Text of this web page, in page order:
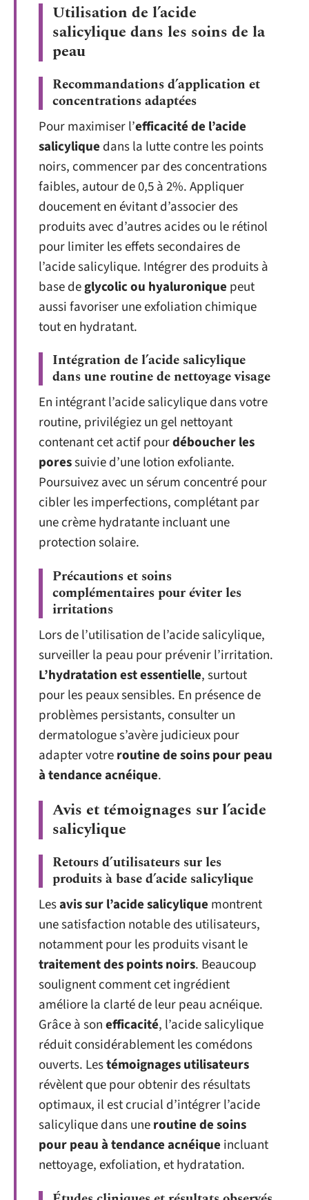
Utilisation de l’acide
salicylique dans les soins de la
peau
Recommandations d’application et
concentrations adaptées
Pour maximiser l’efficacité de l’acide
salicylique dans la lutte contre les points
noirs, commencer par des concentrations
faibles, autour de 0,5 à 2%. Appliquer
doucement en évitant d’associer des
produits avec d’autres acides ou le rétinol
pour limiter les effets secondaires de
l’acide salicylique. Intégrer des produits à
base deglycolic ou hyaluronique peut
aussi favoriser une exfoliation chimique
tout en hydratant.
Intégration de l’acide salicylique
dans une routine de nettoyage visage
En intégrant l’acide salicylique dans votre
routine, privilégiez un gel nettoyant
contenant cet actif pourdéboucher les
poressuivie d’une lotion exfoliante.
Poursuivez avec un sérum concentré pour
cibler les imperfections, complétant par
une crème hydratante incluant une
protection solaire.
Précautions et soins
complémentaires pour éviter les
irritations
Lors de l’utilisation de l’acide salicylique,
surveiller la peau pour prévenir l’irritation.
L’hydratation est essentielle, surtout
pour les peaux sensibles. En présence de
problèmes persistants, consulter un
dermatologue s’avère judicieux pour
adapter votreroutine de soins pour peau
à tendance acnéique.
Avis et témoignages sur l’acide
salicylique
Retours d’utilisateurs sur les
produits à base d’acide salicylique
Lesavis sur l’acide salicylique montrent
une satisfaction notable des utilisateurs,
notamment pour les produits visant le
traitement des points noirs. Beaucoup
soulignent comment cet ingrédient
améliore la clarté de leur peau acnéique.
Grâce à sonefficacité, l’acide salicylique
réduit considérablement les comédons
ouverts. Lestémoignages utilisateurs
révèlent que pour obtenir des résultats
optimaux, il est crucial d’intégrer l’acide
salicylique dans uneroutine de soins
pour peau à tendance acnéique incluant
nettoyage, exfoliation, et hydratation.